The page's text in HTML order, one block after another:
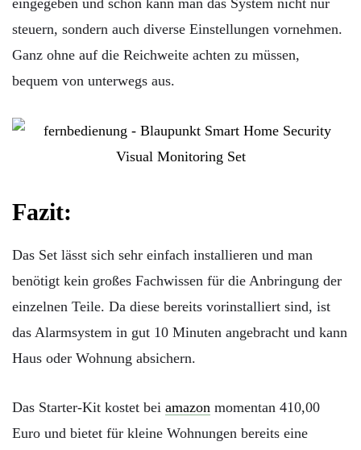
steuern, sondern auch diverse Einstellungen vornehmen.
Ganz ohne auf die Reichweite achten zu müssen,
bequem von unterwegs aus.
Fazit:
Das Set lässt sich sehr einfach installieren und man
benötigt kein großes Fachwissen für die Anbringung der
einzelnen Teile. Da diese bereits vorinstalliert sind, ist
das Alarmsystem in gut 10 Minuten angebracht und kann
Haus oder Wohnung absichern.
Das Starter-Kit kostet bei amazon momentan 410,00
Euro und bietet für kleine Wohnungen bereits eine